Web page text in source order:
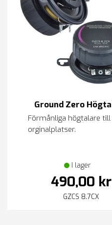
Ground Zero
Förmånliga högtalare till
orginalplatser.
I lager
490,00 kr
GZCS 8.7CX